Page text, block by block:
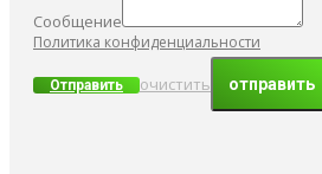
Сообщение
Политика конфиденциальности
Отправить очистить